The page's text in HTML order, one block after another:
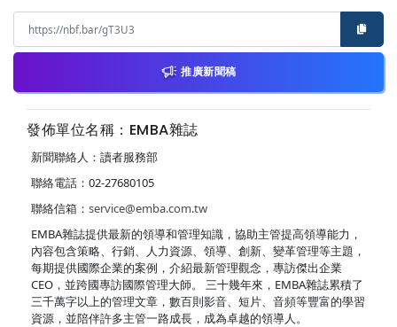
推廣新聞稿
發佈單位名稱：EMBA雜誌
新聞聯絡人：讀者服務部
聯絡電話：02-27680105
聯絡信箱： service@emba.com.tw
EMBA雜誌提供最新的領導和管理知識，協助主管提高領導能力，
內容包含策略、行銷、人力資源、領導、創新、變革管理等主題，
每期提供國際企業的案例，介紹最新管理觀念，專訪傑出企業
CEO，並跨國專訪國際管理大師。 三十幾年來，EMBA雜誌累積了
三千萬字以上的管理文章，數百則影音、短片、音頻等豐富的學習
資源，並陪伴許多主管一路成長，成為卓越的領導人。